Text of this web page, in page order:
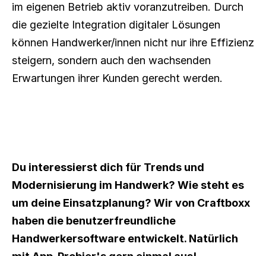
im eigenen Betrieb aktiv voranzutreiben. Durch
die gezielte Integration digitaler Lösungen
können Handwerker/innen nicht nur ihre Effizienz
steigern, sondern auch den wachsenden
Erwartungen ihrer Kunden gerecht werden.
Du interessierst dich für Trends und
Modernisierung im Handwerk? Wie steht es
um deine Einsatzplanung? Wir von Craftboxx
haben die benutzerfreundliche
Handwerkersoftware entwickelt. Natürlich